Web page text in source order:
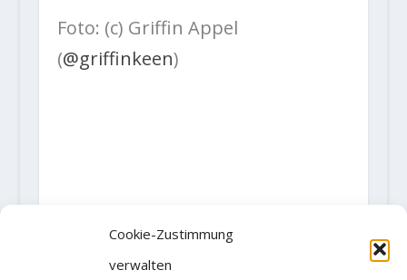
Cookie-Zustimmung
verwalten
Foto: (c) Griffin Appel
(@griffinkeen)